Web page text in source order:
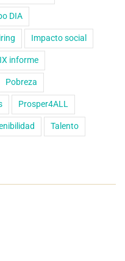
DIA
Impacto social
IX informe
Pobreza
Prosper4ALL
Talento